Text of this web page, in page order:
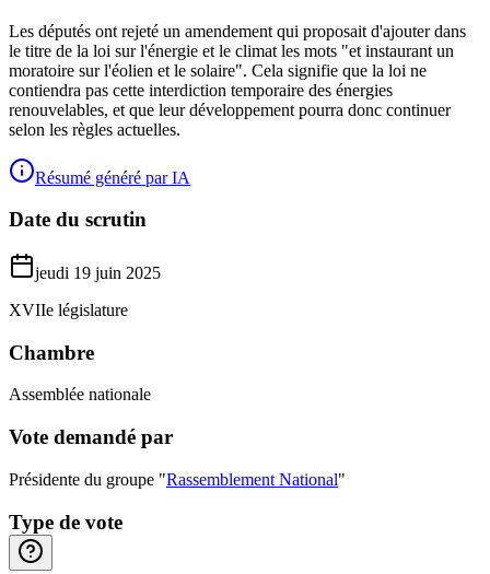
Les députés ont rejeté un amendement qui proposait d'ajouter dans
le titre de la loi sur l'énergie et le climat les mots "et instaurant un
moratoire sur l'éolien et le solaire". Cela signifie que la loi ne
contiendra pas cette interdiction temporaire des énergies
renouvelables, et que leur développement pourra donc continuer
selon les règles actuelles.
Résumé généré par IA
Date du scrutin
jeudi 19 juin 2025
XVIIe législature
Chambre
Assemblée nationale
Vote demandé par
Présidente du groupe "Rassemblement National"
Type de vote